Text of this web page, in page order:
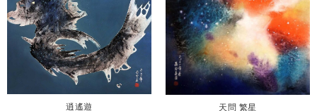
逍遙遊 天問 繁星